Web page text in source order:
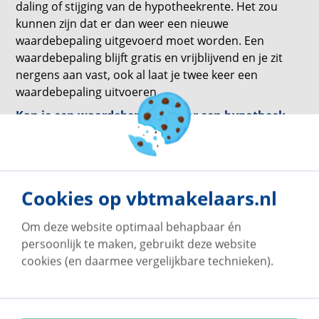
daling of stijging van de hypotheekrente. Het zou
kunnen zijn dat er dan weer een nieuwe
waardebepaling uitgevoerd moet worden. Een
waardebepaling blijft gratis en vrijblijvend en je zit
nergens aan vast, ook al laat je twee keer een
waardebepaling uitvoeren.
Kan je een waardebepaling voor een hypotheek
Een waardebepaling kan niet worden gebruikt om
verkopen, raden we zo’n gratis waardebepaling aan.
aankoopproces, zal er misschien een taxatierapport
nodig zijn voor de hypotheek van je nieuwe woning.
Cookies op vbtmakelaars.nl
Om deze website optimaal behapbaar én
persoonlijk te maken, gebruikt deze website
cookies (en daarmee vergelijkbare technieken).